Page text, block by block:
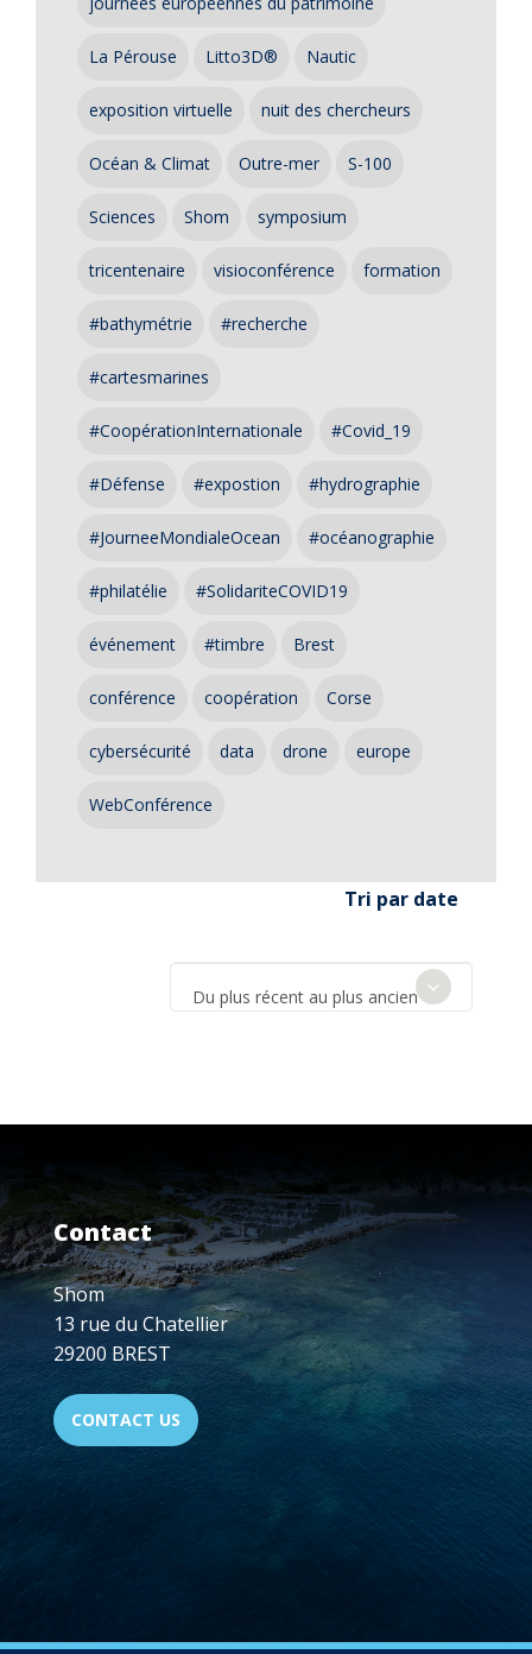
La Pérouse Litto3D® Nautic
exposition virtuelle nuit des chercheurs
Océan & Climat Outre-mer S-100
Sciences Shom symposium
tricentenaire visioconférence formation
#bathymétrie #recherche
#cartesmarines
#CoopérationInternationale #Covid_19
#Défense #expostion #hydrographie
#JourneeMondialeOcean #océanographie
#philatélie #SolidariteCOVID19
événement #timbre Brest
conférence coopération Corse
cybersécurité data drone europe
WebConférence
Tri par date
Du plus récent au plus ancien
Contact
Shom
13 rue du Chatellier
29200 BREST
CONTACT US